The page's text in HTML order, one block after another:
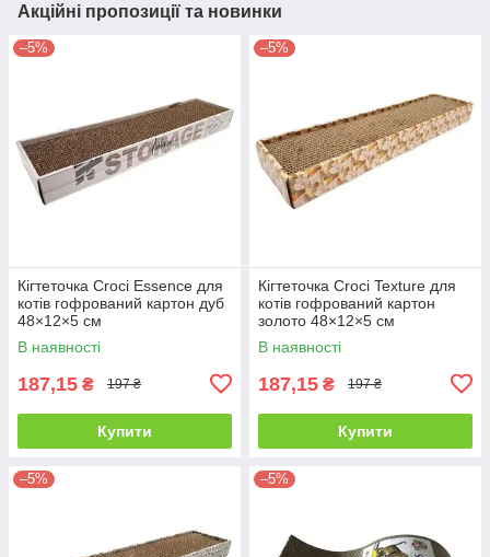
Акційні пропозиції та новинки
–5%
Кігтеточка Croci Essence для
котів гофрований картон дуб
48×12×5 см
В наявності
187,15 ₴ 197 ₴
Купити
–5%
Кігтеточка Croci Texture для
котів гофрований картон
золото 48×12×5 см
В наявності
187,15 ₴ 197 ₴
Купити
–5% –5%